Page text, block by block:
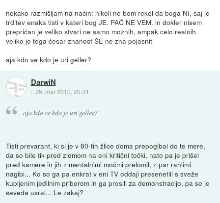
nekako razmišljam na naćin: nikoli ne bom rekel da boga NI, saj je
trditev enaka tisti v kateri bog JE. PAĆ NE VEM. in dokler nisem
preprićan je veliko stvari ne samo možnih, ampak celo realnih.
veliko je tega ćesar znanost ŠE ne zna pojasnit
aja kdo ve kdo je uri geller?
DarwiN
::25. mar 2010, 20:34
aja kdo ve kdo je uri geller?
Tisti prevarant, ki si je v 80-tih žlice doma prepogibal do te mere,
da so bile tik pred zlomom na eni kritični točki, nato pa je prišel
pred kamere in jih z mentalnimi močmi prelomil, z par rahlimi
nagibi... Ko so ga pa enkrat v eni TV oddaji presenetili s sveže
kupljenim jedilnim priborom in ga prosili za demonstracijo, pa se je
seveda usral... Le zakaj?